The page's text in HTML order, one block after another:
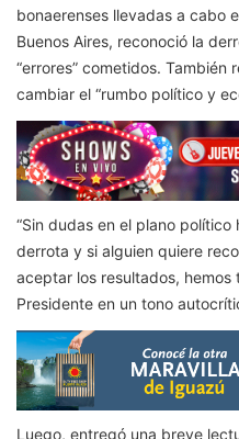
bonaerenses llevadas a cabo
Buenos Aires, reconoció la
“errores” cometidos. También
cambiar el “rumbo político y
“Sin dudas en el plano
derrota y si alguien quiere
aceptar los resultados, hemos
Presidente en un tono
Luego, entregó una breve